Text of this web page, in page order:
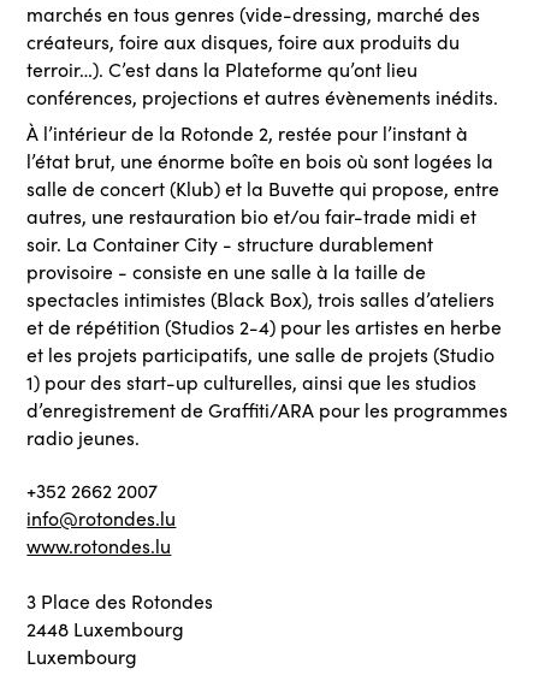
marchés en tous genres (vide-dressing, marché des
créateurs, foire aux disques, foire aux produits du
terroir…). C’est dans la Plateforme qu’ont lieu
conférences, projections et autres évènements inédits.
À l’intérieur de la Rotonde 2, restée pour l’instant à
l’état brut, une énorme boîte en bois où sont logées la
salle de concert (Klub) et la Buvette qui propose, entre
autres, une restauration bio et/ou fair-trade midi et
soir. La Container City - structure durablement
provisoire - consiste en une salle à la taille de
spectacles intimistes (Black Box), trois salles d’ateliers
et de répétition (Studios 2-4) pour les artistes en herbe
et les projets participatifs, une salle de projets (Studio
1) pour des start-up culturelles, ainsi que les studios
d’enregistrement de Graffiti/ARA pour les programmes
radio jeunes.
+352 2662 2007
info@rotondes.lu
www.rotondes.lu
3 Place des Rotondes
2448 Luxembourg
Luxembourg